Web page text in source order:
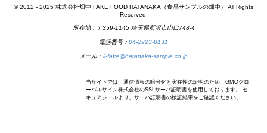
© 2012 - 2025 株式会社畑中 FAKE FOOD HATANAKA（食品サンプルの畑中） All Rights
Reserved.
所在地：〒359-1145 埼玉県所沢市山口748-4
電話番号： 04-2923-8131
メール： ii-fake@hatanaka-sample.co.jp
当サイトでは、通信情報の暗号化と実在性の証明のため、GMOグロ
ーバルサイン株式会社のSSLサーバ証明書を使用しております。 セ
キュアシールより、サーバ証明書の検証結果をご確認ください。